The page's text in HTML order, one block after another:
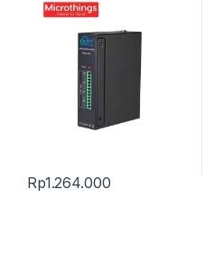
Rp1.264.000